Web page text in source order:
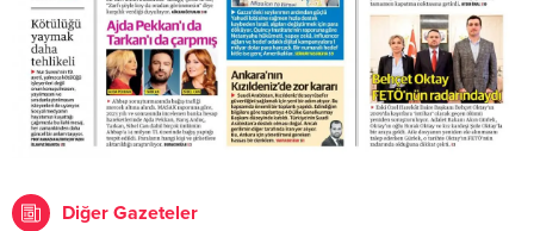
Diğer Gazeteler